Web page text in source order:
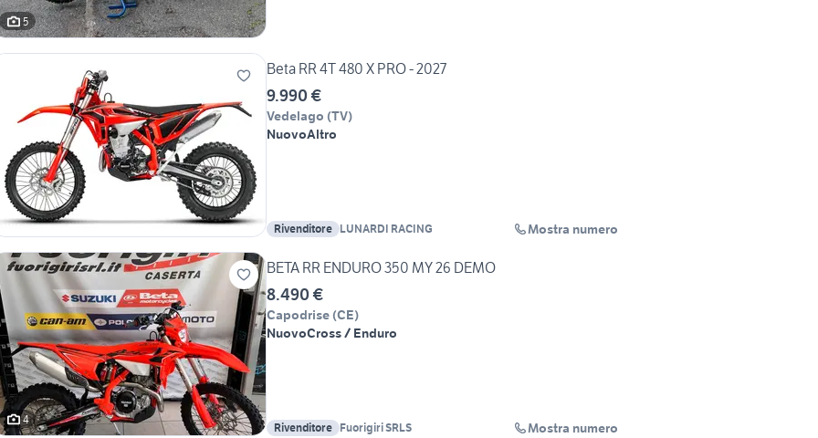
5
Beta RR 4T 480 X PRO - 2027
9.990 €
Vedelago (TV)
NuovoAltro
Rivenditore LUNARDI RACING Mostra numero
4
BETA RR ENDURO 350 MY 26 DEMO
8.490 €
Capodrise (CE)
NuovoCross / Enduro
Rivenditore Fuorigiri SRLS Mostra numero